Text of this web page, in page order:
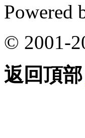
Powered
© 2001-
返回頂部